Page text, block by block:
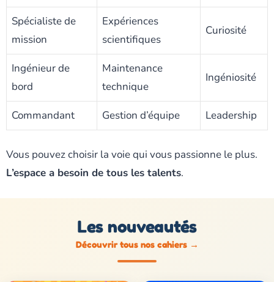
Spécialiste de
mission
Expériences
scientifiques
Curiosité
Ingénieur de
bord
Maintenance
technique
Ingéniosité
Commandant Gestion d’équipe Leadership
Vous pouvez choisir la voie qui vous passionne le plus.
L’espace a besoin de tous les talents.
Les nouveautés
Découvrir tous nos cahiers →